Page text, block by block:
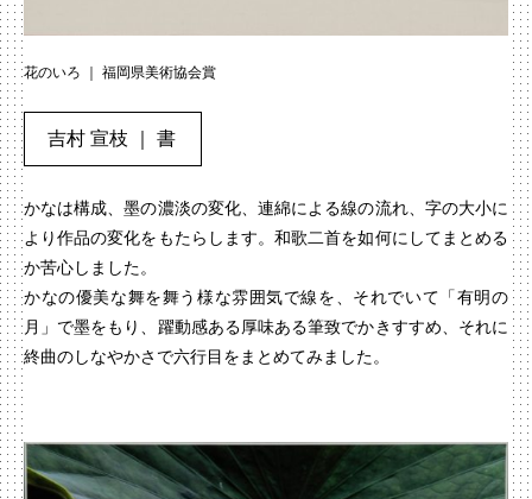
花のいろ ｜ 福岡県美術協会賞
吉村 宣枝 ｜ 書
かなは構成、墨の濃淡の変化、連綿による線の流れ、字の大小に
より作品の変化をもたらします。和歌二首を如何にしてまとめる
か苦心しました。
かなの優美な舞を舞う様な雰囲気で線を、それでいて「有明の
月」で墨をもり、躍動感ある厚味ある筆致でかきすすめ、それに
終曲のしなやかさで六行目をまとめてみました。